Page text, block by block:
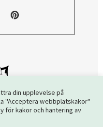
Alla rättigheter reserverade.
din upplevelse på
"Acceptera webbplatskakor"
för kakor och hantering av